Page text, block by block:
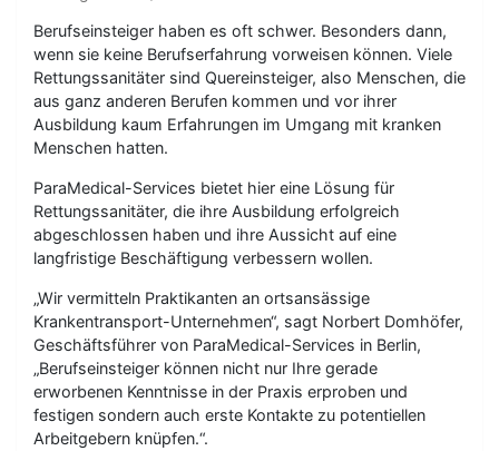
Berufseinsteiger haben es oft schwer. Besonders dann,
wenn sie keine Berufserfahrung vorweisen können. Viele
Rettungssanitäter sind Quereinsteiger, also Menschen, die
aus ganz anderen Berufen kommen und vor ihrer
Ausbildung kaum Erfahrungen im Umgang mit kranken
Menschen hatten.
ParaMedical-Services bietet hier eine Lösung für
Rettungssanitäter, die ihre Ausbildung erfolgreich
abgeschlossen haben und ihre Aussicht auf eine
langfristige Beschäftigung verbessern wollen.
„Wir vermitteln Praktikanten an ortsansässige
Krankentransport-Unternehmen“, sagt Norbert Domhöfer,
Geschäftsführer von ParaMedical-Services in Berlin,
„Berufseinsteiger können nicht nur Ihre gerade
erworbenen Kenntnisse in der Praxis erproben und
festigen sondern auch erste Kontakte zu potentiellen
Arbeitgebern knüpfen.“.